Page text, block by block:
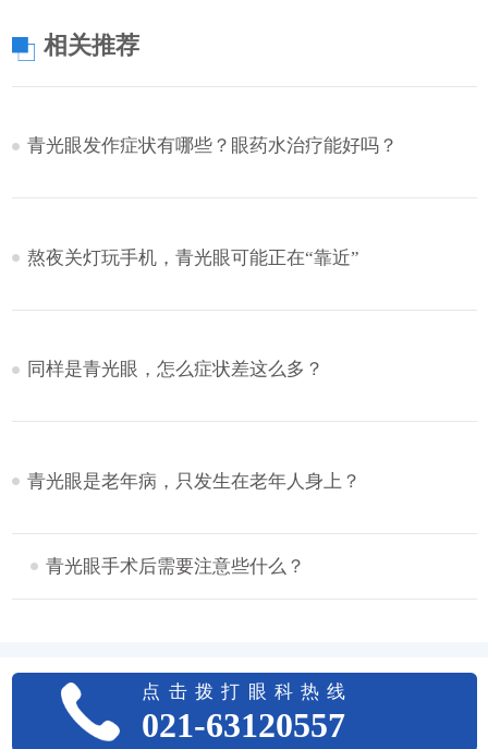
相关推荐
青光眼发作症状有哪些？眼药水治疗能好吗？
熬夜关灯玩手机，青光眼可能正在“靠近”
同样是青光眼，怎么症状差这么多？
青光眼是老年病，只发生在老年人身上？
青光眼手术后需要注意些什么？
点击拨打眼科热线
021-63120557